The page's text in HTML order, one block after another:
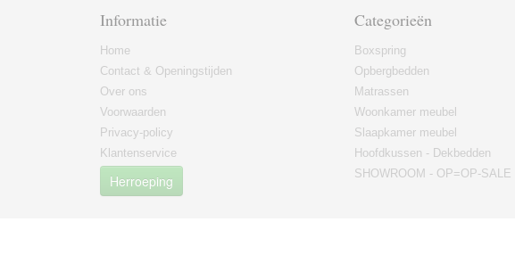
Informatie
Home
Contact & Openingstijden
Over ons
Voorwaarden
Privacy-policy
Klantenservice
Herroeping
Categorieën
Boxspring
Opbergbedden
Matrassen
Woonkamer meubel
Slaapkamer meubel
Hoofdkussen - Dekbedden
SHOWROOM - OP=OP-SALE